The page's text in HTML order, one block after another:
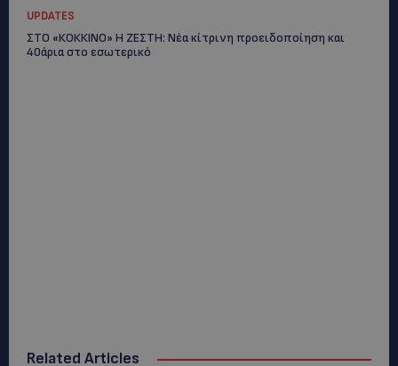
UPDATES
ΣΤΟ «ΚΟΚΚΙΝΟ» Η ΖΕΣΤΗ: Νέα κίτρινη προειδοποίηση και
40άρια στο εσωτερικό
Related Articles